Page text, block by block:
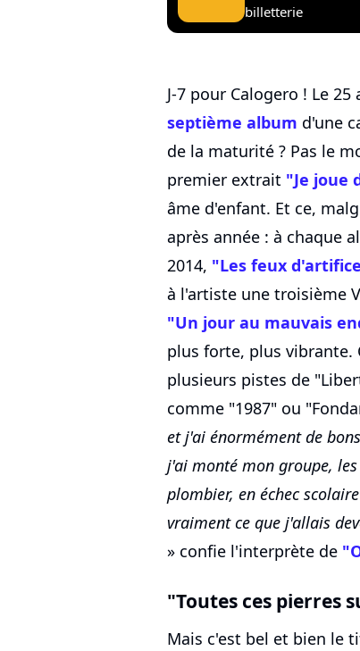
billetterie
J-7 pour Calogero ! Le
septième album d'une
de la maturité ? Pas le
premier extrait "Je joue
âme d'enfant. Et ce,
après année : à chaque
2014, "Les feux
à l'artiste une troisième
"Un jour au mauvais
plus forte, plus vibrante.
plusieurs pistes de
comme "1987" ou
et j'ai énormément de
j'ai monté mon groupe,
plombier, en échec
vraiment ce que j'allais
» confie l'interprète de
"Toutes ces pierres
Mais c'est bel et bien le